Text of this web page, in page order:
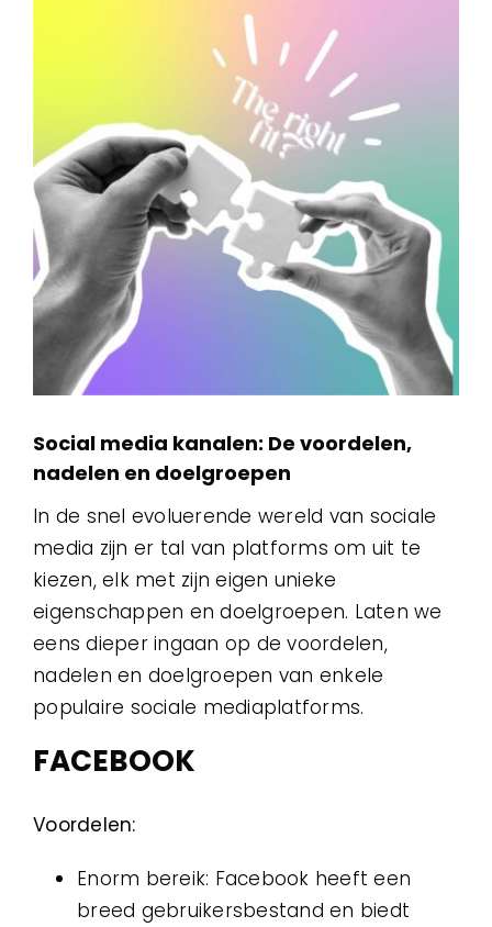
Social media kanalen: De voordelen,
nadelen en doelgroepen
In de snel evoluerende wereld van sociale
media zijn er tal van platforms om uit te
kiezen, elk met zijn eigen unieke
eigenschappen en doelgroepen. Laten we
eens dieper ingaan op de voordelen,
nadelen en doelgroepen van enkele
populaire sociale mediaplatforms.
FACEBOOK
Voordelen:
Enorm bereik: Facebook heeft een
breed gebruikersbestand en biedt